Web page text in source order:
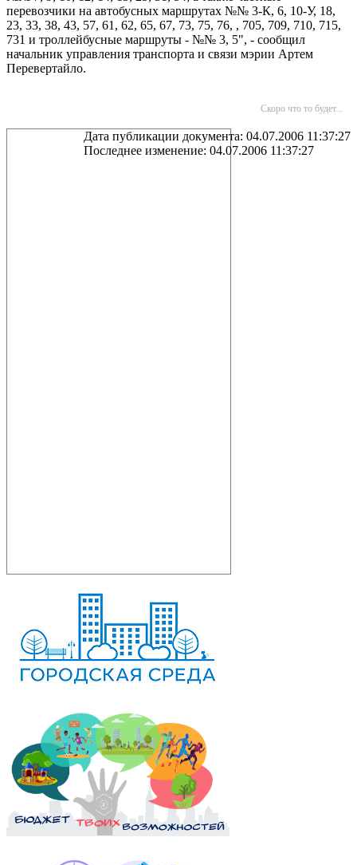
перевозчики на автобусных маршрутах №№ 3-К, 6, 10-У, 18,
23, 33, 38, 43, 57, 61, 62, 65, 67, 73, 75, 76, , 705, 709, 710, 715,
731 и троллейбусные маршруты - №№ 3, 5", - сообщил
начальник управления транспорта и связи мэрии Артем
Перевертайло.
Скоро что то будет...
Дата публикации документа: 04.07.2006 11:37:27
Последнее изменение: 04.07.2006 11:37:27